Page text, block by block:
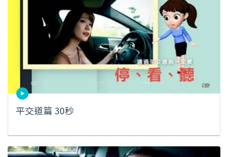
平交道篇 30秒